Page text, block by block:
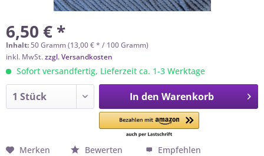
6,50 € *
Inhalt: 50 Gramm (13,00 € * / 100 Gramm)
inkl. MwSt.zzgl. Versandkosten
Sofort versandfertig, Lieferzeit ca. 1-3 Werktage
In den Warenkorb
Merken Bewerten Empfehlen